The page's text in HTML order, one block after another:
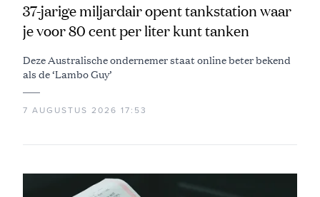
37-jarige miljardair opent tankstation waar
je voor 80 cent per liter kunt tanken
Deze Australische ondernemer staat online beter bekend
als de ‘Lambo Guy’
7 AUGUSTUS 2026 17:53